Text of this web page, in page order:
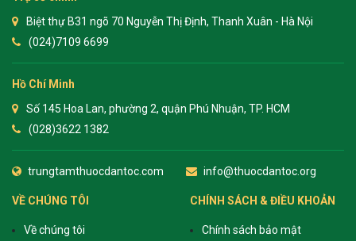
Biệt thự B31 ngõ 70 Nguyễn Thị Định, Thanh Xuân - Hà Nội
(024)7109 6699
Hồ Chí Minh
Số 145 Hoa Lan, phường 2, quận Phú Nhuận, TP. HCM
(028)3622 1382
trungtamthuocdantoc.com info@thuocdantoc.org
VỀ CHÚNG TÔI
Về chúng tôi
CHÍNH SÁCH & ĐIỀU KHOẢN
Chính sách bảo mật